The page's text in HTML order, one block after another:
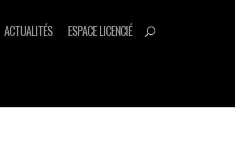
ACTUALITÉS ESPACE LICENCIÉ